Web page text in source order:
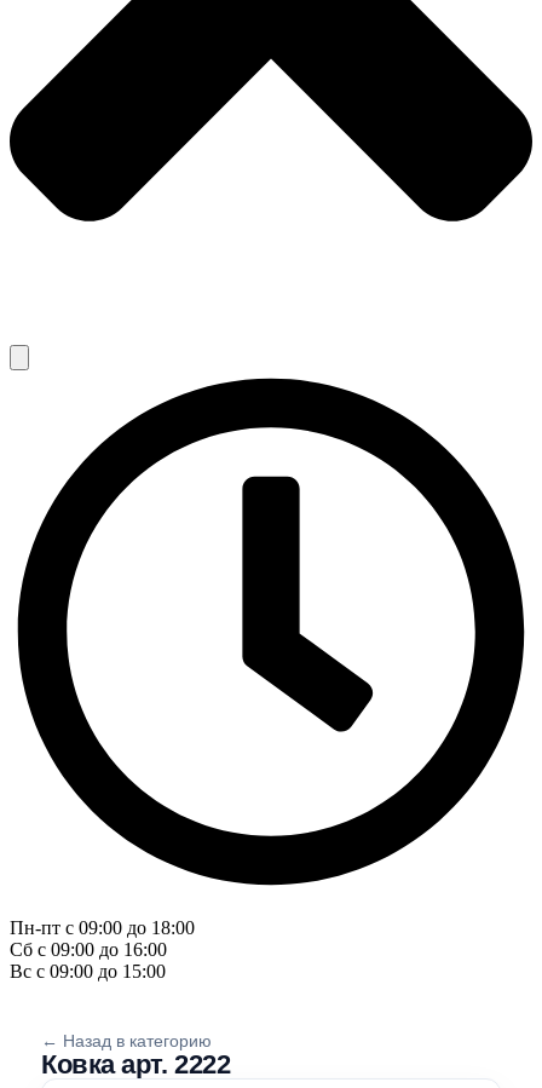
Пн-пт с 09:00 до 18:00
Сб с 09:00 до 16:00
Вс с 09:00 до 15:00
← Назад в категорию
Ковка арт. 2222